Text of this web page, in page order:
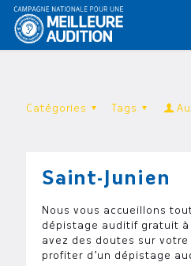
Catégories Tags
Saint-Junien
Nous vous accueillons
dépistage auditif gratuit à
avez des doutes sur votre
profiter d’un dépistage